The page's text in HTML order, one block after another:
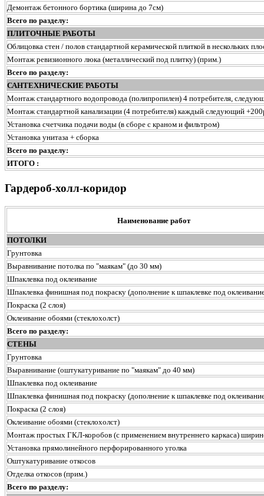
Демонтаж бетонного бортика (ширина до 7см)
Всего по разделу:
ПЛИТОЧНЫЕ РАБОТЫ
Облицовка стен / полов стандартной керамической плиткой в нескольких
Монтаж ревизионного люка (металлический под плитку) (прим.)
Всего по разделу:
САНТЕХНИЧЕСКИЕ РАБОТЫ
Монтаж стандартного водопровода (полипропилен) 4 потребителя,
Монтаж стандартной канализации (4 потребителя) каждый следующий
Установка счетчика подачи воды (в сборе с краном и фильтром)
Установка унитаза + сборка
Всего по разделу:
ИТОГО :
Гардероб-холл-коридор
Наименование работ
ПОТОЛКИ
Грунтовка
Выравнивание потолка по "маякам" (до 30 мм)
Шпаклевка под оклеивание
Шпаклевка финишная под покраску (дополнение к шпаклевке под
Покраска (2 слоя)
Оклеивание обоями (стеклохолст)
Всего по разделу:
СТЕНЫ
Грунтовка
Выравнивание (оштукатуривание по "маякам" до 40 мм)
Шпаклевка под оклеивание
Шпаклевка финишная под покраску (дополнение к шпаклевке под
Покраска (2 слоя)
Оклеивание обоями (стеклохолст)
Монтаж простых ГКЛ-коробов (с применением внутреннего каркаса)
Установка прямолинейного перфорированного уголка
Оштукатуривание откосов
Отделка откосов (прим.)
Всего по разделу: